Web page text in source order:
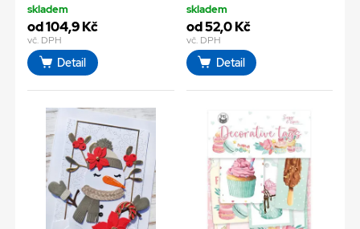
skladem
od 104,9 Kč
vč. DPH
Detail
skladem
od 52,0 Kč
vč. DPH
Detail